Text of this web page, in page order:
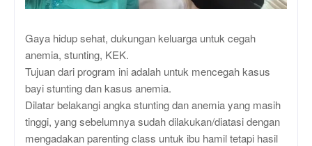
Gaya hidup sehat, dukungan keluarga untuk cegah
anemia, stunting, KEK.
Tujuan dari program ini adalah untuk mencegah kasus
bayi stunting dan kasus anemia.
Dilatar belakangi angka stunting dan anemia yang masih
tinggi, yang sebelumnya sudah dilakukan/diatasi dengan
mengadakan parenting class untuk ibu hamil tetapi hasil